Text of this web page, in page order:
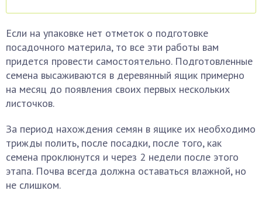
Если на упаковке нет отметок о подготовке
посадочного материла, то все эти работы вам
придется провести самостоятельно. Подготовленные
семена высаживаются в деревянный ящик примерно
на месяц до появления своих первых нескольких
листочков.
За период нахождения семян в ящике их необходимо
трижды полить, после посадки, после того, как
семена проклюнутся и через 2 недели после этого
этапа. Почва всегда должна оставаться влажной, но
не слишком.